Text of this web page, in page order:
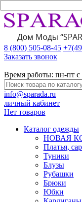
8 (800) 505-08-45
Заказать звонок
Время работы: пн-пт с
info@sparada.ru
личный кабинет
Нет товаров
Каталог одежды
НОВАЯ
Платья,
Туники
Блузы
Рубашки
Брюки
Юбки